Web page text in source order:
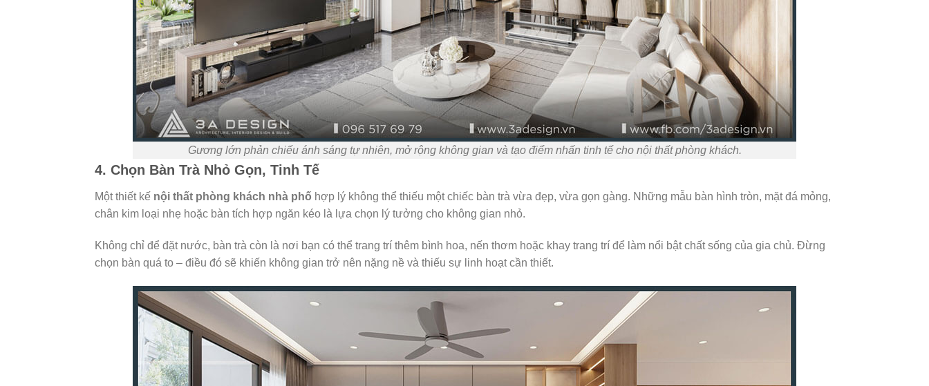
Gương lớn phản chiếu ánh sáng tự nhiên, mở rộng không gian và tạo điểm nhấn tinh tế cho nội thất phòng khách.
4. Chọn Bàn Trà Nhỏ Gọn, Tinh Tế
Một thiết kế nội thất phòng khách nhà phố hợp lý không thể thiếu một chiếc bàn trà vừa đẹp, vừa gọn gàng. Những mẫu bàn hình tròn, mặt đá mỏng,
chân kim loại nhẹ hoặc bàn tích hợp ngăn kéo là lựa chọn lý tưởng cho không gian nhỏ.
Không chỉ để đặt nước, bàn trà còn là nơi bạn có thể trang trí thêm bình hoa, nến thơm hoặc khay trang trí để làm nổi bật chất sống của gia chủ. Đừng
chọn bàn quá to – điều đó sẽ khiến không gian trở nên nặng nề và thiếu sự linh hoạt cần thiết.